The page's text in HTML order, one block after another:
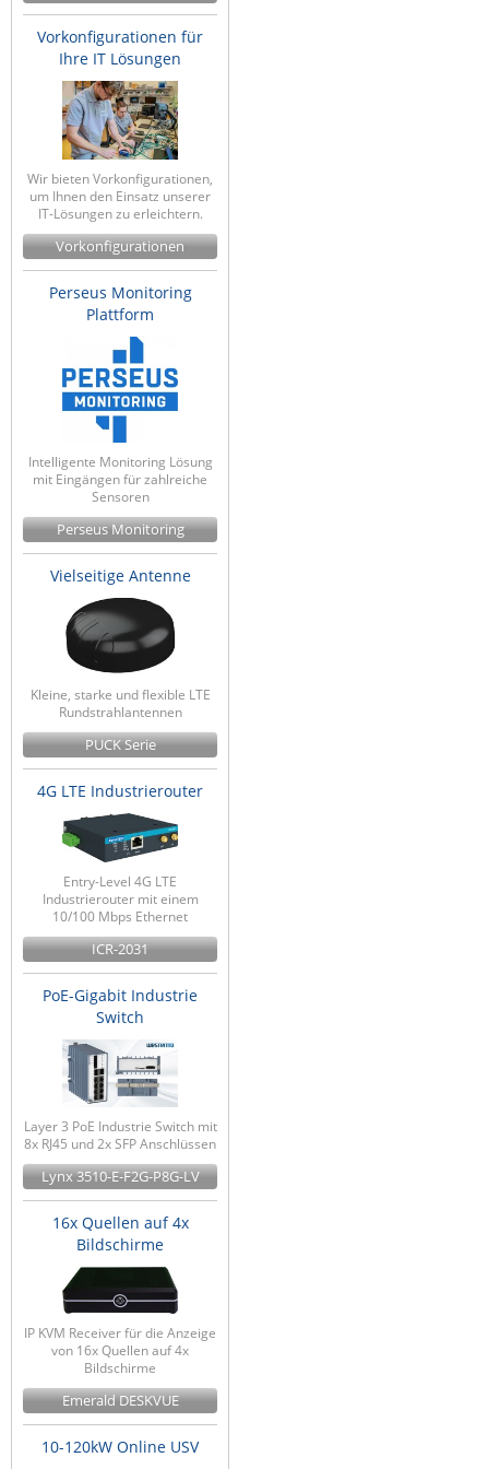
IEC Lock
Kerlink
Kramer Electronics
KVM TEC
Legrand
LigoWave
Milesight
Moxa
Panorama Antennas
PatchSee
Power Kingdom
Poynting
Raritan
Riello UPS
Server Technology
Siretta
SIRIO Antenne
Sunbird
TEKTELIC
Teltonika
Unwired Networks
WATTECO
Westermo
Yuasa
ZPE Systems
News zu unseren Herstellern
Vorkonfigurationen für
Ihre IT Lösungen
Wir bieten Vorkonfigurationen,
um Ihnen den Einsatz unserer
IT-Lösungen zu erleichtern.
Vorkonfigurationen
Perseus Monitoring
Plattform
Intelligente Monitoring Lösung
mit Eingängen für zahlreiche
Sensoren
Perseus Monitoring
Vielseitige Antenne
Kleine, starke und flexible LTE
Rundstrahlantennen
PUCK Serie
4G LTE Industrierouter
Entry-Level 4G LTE
Industrierouter mit einem
10/100 Mbps Ethernet
ICR-2031
PoE-Gigabit Industrie
Switch
Layer 3 PoE Industrie Switch mit
8x RJ45 und 2x SFP Anschlüssen
Lynx 3510-E-F2G-P8G-LV
16x Quellen auf 4x
Bildschirme
IP KVM Receiver für die Anzeige
von 16x Quellen auf 4x
Bildschirme
Emerald DESKVUE
10-120kW Online USV